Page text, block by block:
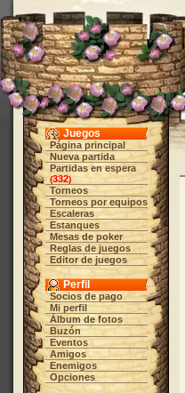
Juegos
Página principal
Nueva partida
Partidas en espera
(332)
Torneos
Torneos por equipos
Escaleras
Estanques
Mesas de poker
Reglas de juegos
Editor de juegos
Perfil
Socios de pago
Mi perfil
Álbum de fotos
Buzón
Eventos
Amigos
Enemigos
Opciones